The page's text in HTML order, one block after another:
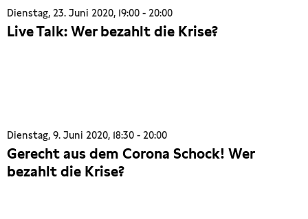
Dienstag, 23. Juni 2020, 19:00 - 20:00
Live Talk: Wer bezahlt die Krise?
Dienstag, 9. Juni 2020, 18:30 - 20:00
Gerecht aus dem Corona Schock! Wer
bezahlt die Krise?